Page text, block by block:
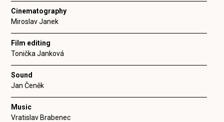
Cinematography
Miroslav Janek
Film editing
Tonička Janková
Sound
Jan Čeněk
Music
Vratislav Brabenec